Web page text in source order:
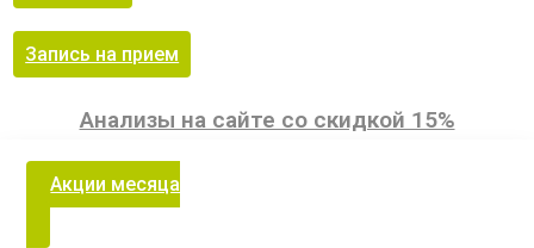
Запись на прием
Анализы на сайте со скидкой 15%
Акции месяца